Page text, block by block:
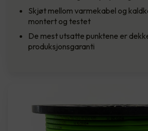
Skjøt mellom varmekabel og
montert og testet
De mest utsatte punktene er
produksjonsgaranti